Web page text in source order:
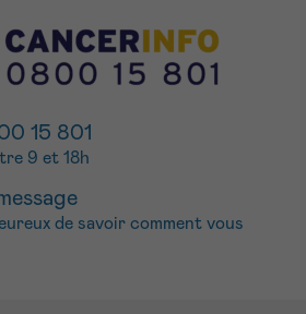
15 801
9 et 18h
de savoir comment vous